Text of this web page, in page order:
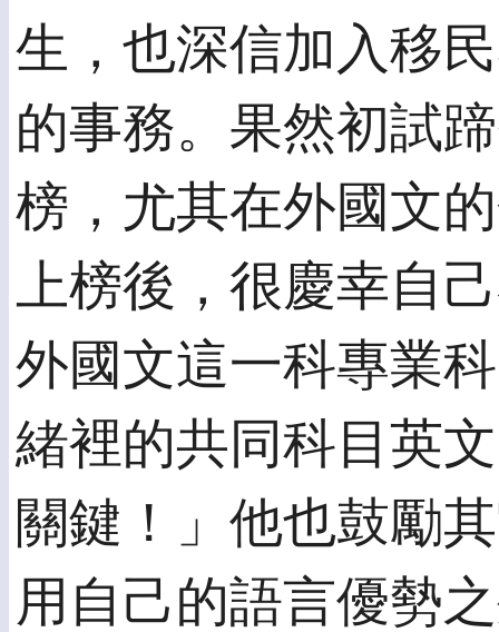
生，也深信加入移
的事務。果然初試
榜，尤其在外國文
上榜後，很慶幸自
外國文這一科專業
緒裡的共同科目英
關鍵！」他也鼓勵
用自己的語言優勢